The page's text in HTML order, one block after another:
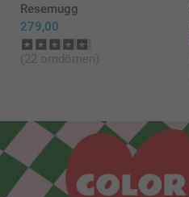
Resemugg
279,00
(22 omdömen)